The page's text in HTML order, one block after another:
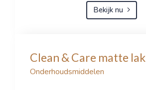
Bekijk nu
Clean & Care matte lak
Onderhoudsmiddelen